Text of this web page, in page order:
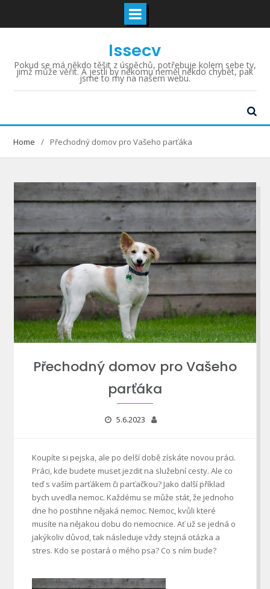
content
Issecv
Pokud se má někdo těšit z úspěchů, potřebuje kolem sebe ty,
jimž může věřit. A jestli by někomu neměl někdo chybět, pak
jsme to my na našem webu.
Home Přechodný domov pro Vašeho parťáka
Přechodný domov pro Vašeho
parťáka
5.6.2023
Koupíte si pejska, ale po delší době získáte novou práci.
Práci, kde budete muset jezdit na služební cesty. Ale co
teď s vaším parťákem či parťačkou? Jako další příklad
bych uvedla nemoc. Každému se může stát, že jednoho
dne ho postihne nějaká nemoc. Nemoc, kvůli které
musíte na nějakou dobu do nemocnice. Ať už se jedná o
jakýkoliv důvod, tak následuje vždy stejná otázka a
stres. Kdo se postará o mého psa? Co s ním bude?